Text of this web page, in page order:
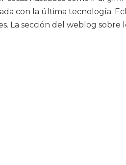
con la última tecnología.
La sección del weblog sobre